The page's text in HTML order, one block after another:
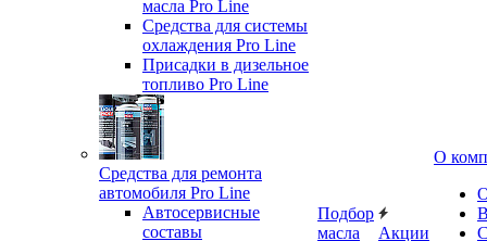
масла Pro Line
Средства для системы
охлаждения Pro Line
Присадки в дизельное
топливо Pro Line
Средства для ремонта
автомобиля Pro Line
Автосервисные
составы
Подбор
масла
Акции
О